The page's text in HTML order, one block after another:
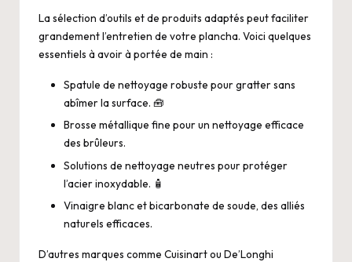
La sélection d’outils et de produits adaptés peut faciliter
grandement l’entretien de votre plancha. Voici quelques
essentiels à avoir à portée de main :
Spatule de nettoyage robuste pour gratter sans
abîmer la surface. 🧰
Brosse métallique fine pour un nettoyage efficace
des brûleurs.
Solutions de nettoyage neutres pour protéger
l’acier inoxydable. 🧴
Vinaigre blanc et bicarbonate de soude, des alliés
naturels efficaces.
D’autres marques comme Cuisinart ou De’Longhi